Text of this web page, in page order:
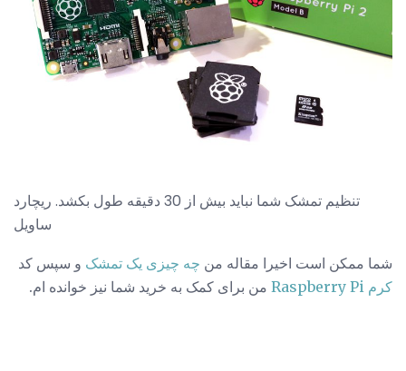
تنظیم تمشک شما نباید بیش از 30 دقیقه طول بکشد. ریچارد
ساویل
شما ممکن است اخیرا مقاله من چه چیزی یک تمشک و سپس کد
کرم Raspberry Pi
من برای کمک به خرید شما نیز خوانده ام.